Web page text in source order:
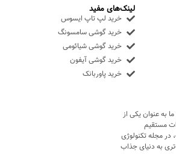
به عنوان یکی از
مستقیم
مجله تکنولوژی
به دنیای جذاب
لینک‌های مفید
خرید لپ تاپ ایسوس
خرید گوشی سامسونگ
خرید گوشی شیائومی
خرید گوشی آیفون
خرید پاوربانک